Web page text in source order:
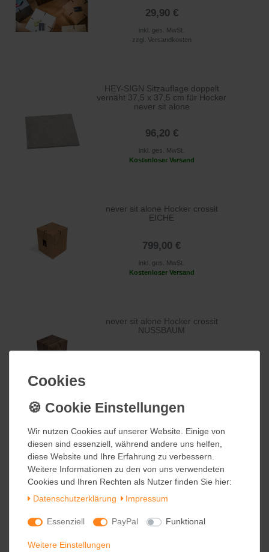
Cookies
Wir nutzen Cookies auf unserer Website. Einige von
diesen sind essenziell, während andere uns helfen,
diese Website und Ihre Erfahrung zu verbessern.
Weitere Informationen zu den von uns verwendeten
Cookies und Ihren Rechten als Nutzer finden Sie hier:
Daten­schutz­erklärung
Impressum
Essenziell PayPal Funktional
Weitere Einstellungen
29,90 €
inkl. ges. MwSt.
zzgl. Versandkosten
HEY-SIGN Sitzauflage doppelt
vernäht 37,5 x 37,5 cm für Hocker
never sit alone
96,20 €
inkl. ges. MwSt.
Kostenloser Versand
never sit alone Hocker crossit
EICHE
799,00 €
inkl. ges. MwSt.
Kostenloser Versand
never sit alone Hocker crossit
NUSSBAUM
never sit alone Verbinder Lemon
Squash
29,90 €
zzgl.Versandkosten
never sit alone Hocker crossit
Cookies
Wir nutzen Cookies auf unserer Website. Einige von
diesen sind essenziell, während andere uns helfen,
diese Website und Ihre Erfahrung zu verbessern.
Weitere Informationen zu den von uns verwendeten
Cookies und Ihren Rechten als Nutzer finden Sie hier:
Daten­schutz­erklärung
Impressum
Essenziell PayPal Funktional
Weitere Einstellungen